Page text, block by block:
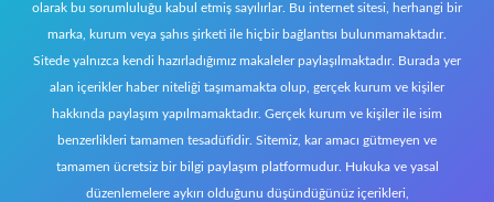
olarak bu sorumluluğu kabul etmiş sayılırlar. Bu internet sitesi, herhangi bir
marka, kurum veya şahıs şirketi ile hiçbir bağlantısı bulunmamaktadır.
Sitede yalnızca kendi hazırladığımız makaleler paylaşılmaktadır. Burada yer
alan içerikler haber niteliği taşımamakta olup, gerçek kurum ve kişiler
hakkında paylaşım yapılmamaktadır. Gerçek kurum ve kişiler ile isim
benzerlikleri tamamen tesadüfidir. Sitemiz, kar amacı gütmeyen ve
tamamen ücretsiz bir bilgi paylaşım platformudur. Hukuka ve yasal
düzenlemelere aykırı olduğunu düşündüğünüz içerikleri,